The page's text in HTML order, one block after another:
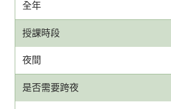
全年
授課時段
夜間
是否需要跨夜